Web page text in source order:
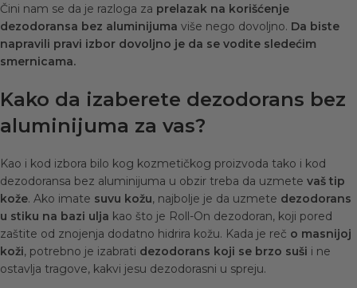
Čini nam se da je razloga za prelazak na korišćenje
dezodoransa bez aluminijuma više nego dovoljno. Da biste
napravili pravi izbor dovoljno je da se vodite sledećim
smernicama.
Kako da izaberete dezodorans bez
aluminijuma za vas?
Kao i kod izbora bilo kog kozmetičkog proizvoda tako i kod
dezodoransa bez aluminijuma u obzir treba da uzmete vaš tip
kože. Ako imate suvu kožu, najbolje je da uzmete dezodorans
u stiku na bazi ulja kao što je Roll-On dezodoran, koji pored
zaštite od znojenja dodatno hidrira kožu. Kada je reč o masnijoj
koži, potrebno je izabrati dezodorans koji se brzo suši i ne
ostavlja tragove, kakvi jesu dezodorasni u spreju.